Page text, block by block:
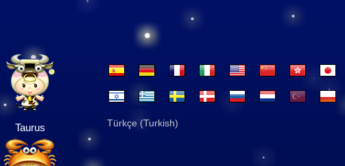
Taurus Türkçe (Turkish)